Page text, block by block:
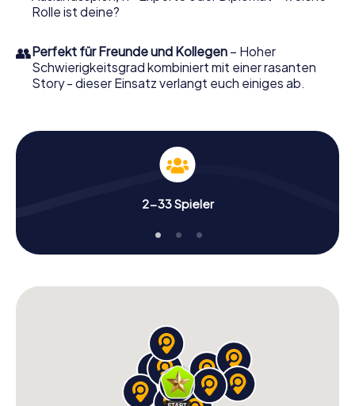
Rolle ist deine?
👥Perfekt für Freunde und Kollegen – Hoher
Schwierigkeitsgrad kombiniert mit einer rasanten
Story - dieser Einsatz verlangt euch einiges ab.
2-33 Spieler